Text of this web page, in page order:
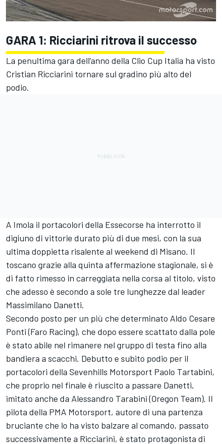
GARA 1: Ricciarini ritrova il successo
La penultima gara dell’anno della Clio Cup Italia ha visto
Cristian Ricciarini tornare sul gradino più alto del
podio.
A Imola il portacolori della Essecorse ha interrotto il
digiuno di vittorie durato più di due mesi, con la sua
ultima doppietta risalente al weekend di Misano. Il
toscano grazie alla quinta affermazione stagionale, si è
di fatto rimesso in carreggiata nella corsa al titolo, visto
che adesso è secondo a sole tre lunghezze dal leader
Massimilano Danetti.
Secondo posto per un più che determinato Aldo Cesare
Ponti (Faro Racing), che dopo essere scattato dalla pole
è stato abile nel rimanere nel gruppo di testa fino alla
bandiera a scacchi. Debutto e subito podio per il
portacolori della Sevenhills Motorsport Paolo Tartabini,
che proprio nel finale è riuscito a passare Danetti,
imitato anche da Alessandro Tarabini (Oregon Team). Il
pilota della PMA Motorsport, autore di una partenza
bruciante che lo ha visto balzare al comando, passato
successivamente a Ricciarini, è stato protagonista di